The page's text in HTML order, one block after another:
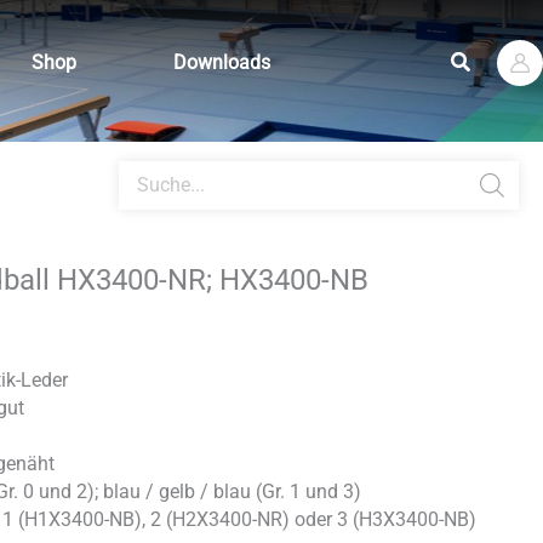
Shop Downloads Suchen
search
HX3400-NR; HX3400-NB
Leder
0 und 2); blau / gelb / blau (Gr. 1 und 3)
(H1X3400-NB), 2 (H2X3400-NR) oder 3 (H3X3400-NB)